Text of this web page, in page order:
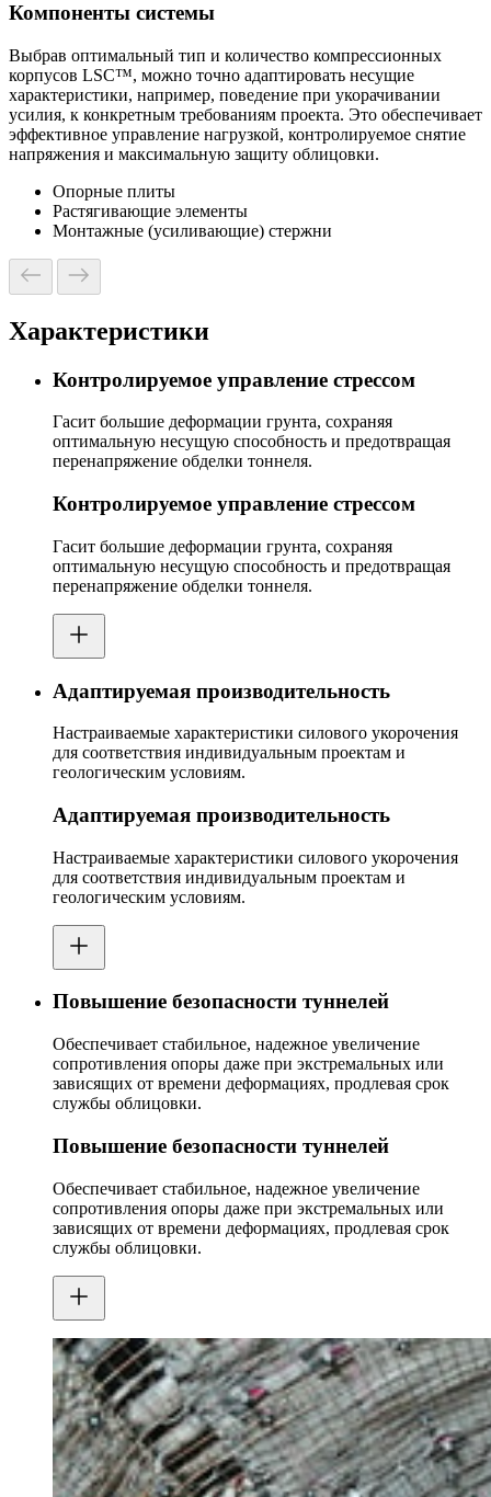
Компоненты системы
Выбрав оптимальный тип и количество компрессионных
корпусов LSC™, можно точно адаптировать несущие
характеристики, например, поведение при укорачивании
усилия, к конкретным требованиям проекта. Это обеспечивает
эффективное управление нагрузкой, контролируемое снятие
напряжения и максимальную защиту облицовки.
Опорные плиты
Растягивающие элементы
Монтажные (усиливающие) стержни
Характеристики
Контролируемое управление стрессом
Гасит большие деформации грунта, сохраняя
оптимальную несущую способность и предотвращая
перенапряжение обделки тоннеля.
Контролируемое управление стрессом
Гасит большие деформации грунта, сохраняя
оптимальную несущую способность и предотвращая
перенапряжение обделки тоннеля.
Адаптируемая производительность
Настраиваемые характеристики силового укорочения
для соответствия индивидуальным проектам и
геологическим условиям.
Адаптируемая производительность
Настраиваемые характеристики силового укорочения
для соответствия индивидуальным проектам и
геологическим условиям.
Повышение безопасности туннелей
Обеспечивает стабильное, надежное увеличение
сопротивления опоры даже при экстремальных или
зависящих от времени деформациях, продлевая срок
службы облицовки.
Повышение безопасности туннелей
Обеспечивает стабильное, надежное увеличение
сопротивления опоры даже при экстремальных или
зависящих от времени деформациях, продлевая срок
службы облицовки.